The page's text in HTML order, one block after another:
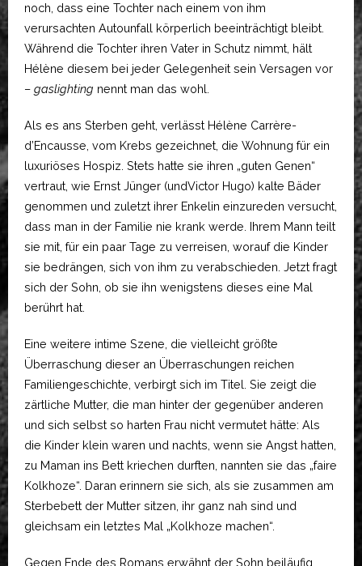
noch, dass eine Tochter nach einem von ihm
verursachten Autounfall körperlich beeinträchtigt bleibt.
Während die Tochter ihren Vater in Schutz nimmt, hält
Hélène diesem bei jeder Gelegenheit sein Versagen vor
– gaslighting nennt man das wohl.
Als es ans Sterben geht, verlässt Hélène Carrère-
d’Encausse, vom Krebs gezeichnet, die Wohnung für ein
luxuriöses Hospiz. Stets hatte sie ihren „guten Genen“
vertraut, wie Ernst Jünger (undVictor Hugo) kalte Bäder
genommen und zuletzt ihrer Enkelin einzureden versucht,
dass man in der Familie nie krank werde. Ihrem Mann teilt
sie mit, für ein paar Tage zu verreisen, worauf die Kinder
sie bedrängen, sich von ihm zu verabschieden. Jetzt fragt
sich der Sohn, ob sie ihn wenigstens dieses eine Mal
berührt hat.
Eine weitere intime Szene, die vielleicht größte
Überraschung dieser an Überraschungen reichen
Familiengeschichte, verbirgt sich im Titel. Sie zeigt die
zärtliche Mutter, die man hinter der gegenüber anderen
und sich selbst so harten Frau nicht vermutet hätte: Als
die Kinder klein waren und nachts, wenn sie Angst hatten,
zu Maman ins Bett kriechen durften, nannten sie das „faire
Kolkhoze“. Daran erinnern sie sich, als sie zusammen am
Sterbebett der Mutter sitzen, ihr ganz nah sind und
gleichsam ein letztes Mal „Kolkhoze machen“.
Gegen Ende des Romans erwähnt der Sohn beiläufig,